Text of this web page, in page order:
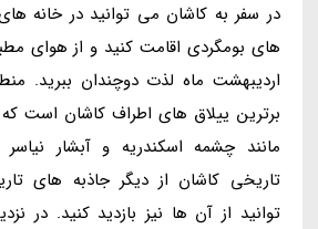
در سفر به کاشان می توانید در خانه
های بومگردی اقامت کنید و از هوای
اردیبهشت ماه لذت دوچندان ببرید.
برترین ییلاق های اطراف کاشان است
مانند چشمه اسکندریه و آبشار
تاریخی کاشان از دیگر جاذبه های
توانید از آن ها نیز بازدید کنید. در